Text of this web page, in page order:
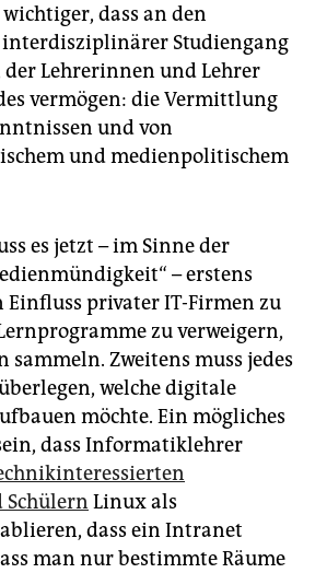
dass an den
Studiengang
Lehrerinnen und Lehrer
vermögen: die Vermittlung
und von
und medienpolitischem
es jetzt – im Sinne der
– erstens
Einfluss privater IT-Firmen zu
zu verweigern,
sammeln. Zweitens muss jedes
welche digitale
möchte. Ein mögliches
dass Informatiklehrer
Schülern Linux als
dass ein Intranet
man nur bestimmte Räume